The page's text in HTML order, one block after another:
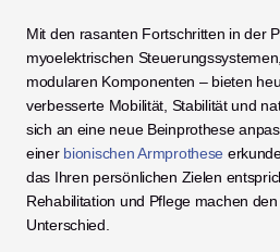
Mit den rasanten Fortschritten in der
myoelektrischen
modularen Komponenten – bieten
verbesserte Mobilität, Stabilität und
sich an eine neue Beinprothese
einer bionischen Armprothese
das Ihren persönlichen Zielen
Rehabilitation und Pflege machen
Unterschied.